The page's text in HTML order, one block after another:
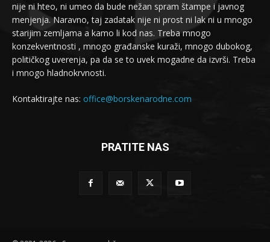
nije ni hteo, ni umeo da bude nežan spram štampe i javnog
menjenja. Naravno, taj zadatak nije ni prost ni lak ni u mnogo
starijim zemljama a kamo li kod nas. Treba mnogo
konzekventnosti , mnogo građanske kuraži, mnogo dubokog,
političkog uverenja, pa da se to uvek mogadne da izvrši. Treba
i mnogo hladnokrvnosti.
Kontaktirajte nas: office@borskenarodne.com
PRATITE NAS